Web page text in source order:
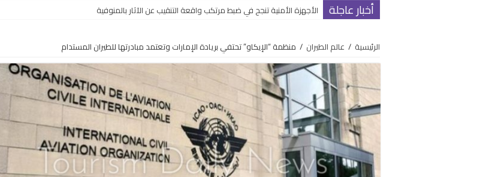
أخبار عاجلة الأجهزة الأمنية تنجح في ضبط مرتكب واقعة التنقيب عن الآثار بالمنوفية
الرئيسية / عالم الطيران / منظمة “الإيكاو” تحتفي بريادة الإمارات وتعتمد مبادرتها للطيران المستدام